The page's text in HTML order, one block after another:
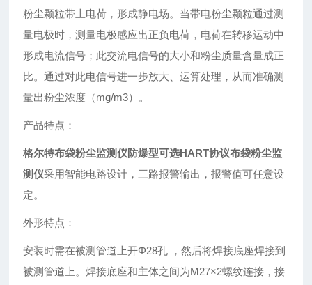
粉尘颗粒带上电荷，形成静电场。当带电粉尘颗粒通过测
量电极时，测量电极感应出正负电荷，电荷在转移运动中
形成电流信号；此交流电信号的大小和粉尘质量含量成正
比。通过对此电信号进一步放大、运算处理，从而准确测
量出粉尘浓度（mg/m3）。
产品特点：
格尔特布袋粉尘监测仪防爆型可选HART协议布袋粉尘监
测仪采用智能电路设计，三路报警输出，报警值可任意设
定。
外形特点：
安装时需在被测管道上开Φ28孔 ，然后将焊接底座焊接到
被测管道上。焊接底座和主体之间为M27×2螺纹连接，接